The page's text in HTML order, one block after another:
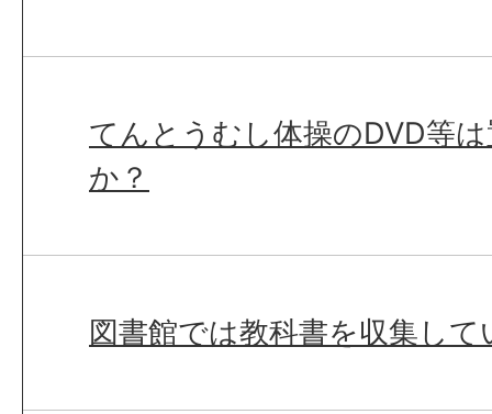
てんとうむし体操のDVD等
か？
図書館では教科書を収集し